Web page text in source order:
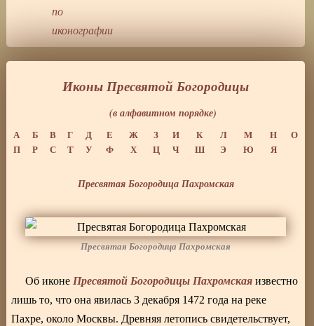
по
иконографии
Иконы Пресвятой Богородицы
(в алфавитном порядке)
А Б В Г Д Е Ж З И К Л М Н
О
П
Р С Т У Ф Х Ц Ч Ш Э Ю Я
Пресвятая Богородица Пахромская
Пресвятая Богородица Пахромская
Об иконе Пресвятой Богородицы Пахромская известно
лишь то, что она явилась 3 декабря 1472 года на реке
Пахре, около Москвы. Древняя летопись свидетельствует,